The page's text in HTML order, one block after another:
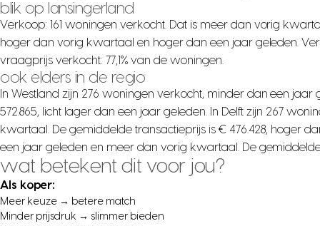
blik op lansingerland
Verkoop: 161 woningen verkocht. Dat is meer dan vorig
hoger dan vorig kwartaal en hoger dan een jaar geleden.
vraagprijs verkocht: 77,1% van de woningen.
ook elders in de regio
In Westland zijn 276 woningen verkocht, minder dan een
572.865, licht lager dan een jaar geleden. In Delft zijn 267
kwartaal. De gemiddelde transactieprijs is € 476.428, hoger
een jaar geleden en meer dan vorig kwartaal. De
wat betekent dit voor jou?
Als koper:
Meer keuze → betere match
Minder prijsdruk → slimmer bieden